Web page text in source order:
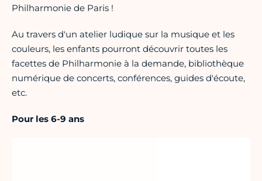
Philharmonie de Paris !
Au travers d'un atelier ludique sur la musique et les
couleurs, les enfants pourront découvrir toutes les
facettes de Philharmonie à la demande, bibliothèque
numérique de concerts, conférences, guides d'écoute,
etc.
Pour les 6-9 ans